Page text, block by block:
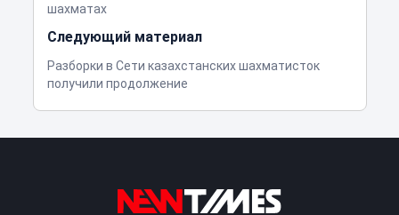
шахматах
Следующий материал
Разборки в Сети казахстанских шахматисток
получили продолжение